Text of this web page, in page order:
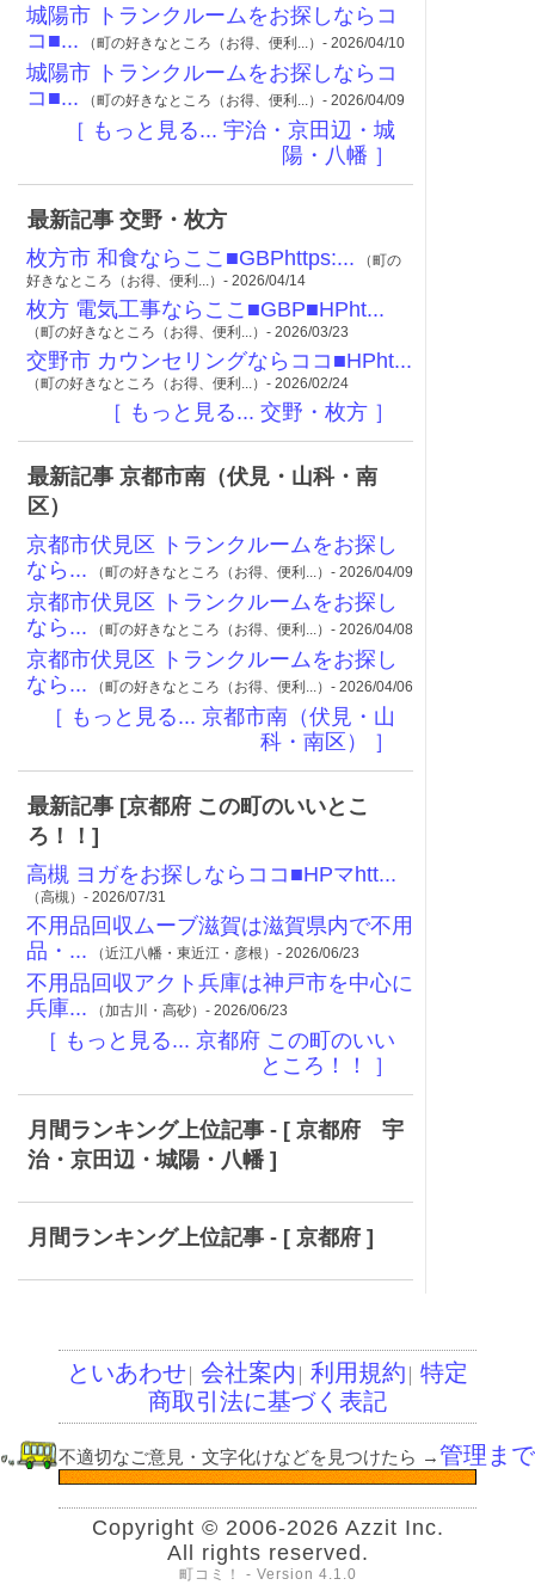
城陽市 トランクルームをお探しならコ
コ■... （町の好きなところ（お得、便利...）- 2026/04/10
城陽市 トランクルームをお探しならコ
コ■... （町の好きなところ（お得、便利...）- 2026/04/09
［ もっと見る... 宇治・京田辺・城
陽・八幡 ］
最新記事 交野・枚方
枚方市 和食ならここ■GBPhttps:... （町の
好きなところ（お得、便利...）- 2026/04/14
枚方 電気工事ならここ■GBP■HPht...
（町の好きなところ（お得、便利...）- 2026/03/23
交野市 カウンセリングならココ■HPht...
（町の好きなところ（お得、便利...）- 2026/02/24
［ もっと見る... 交野・枚方 ］
最新記事 京都市南（伏見・山科・南
区）
京都市伏見区 トランクルームをお探し
なら... （町の好きなところ（お得、便利...）- 2026/04/09
京都市伏見区 トランクルームをお探し
なら... （町の好きなところ（お得、便利...）- 2026/04/08
京都市伏見区 トランクルームをお探し
なら... （町の好きなところ（お得、便利...）- 2026/04/06
［ もっと見る... 京都市南（伏見・山
科・南区） ］
最新記事 [京都府 この町のいいとこ
ろ！！]
高槻 ヨガをお探しならココ■HPマhtt...
（高槻）- 2026/07/31
不用品回収ムーブ滋賀は滋賀県内で不用
品・... （近江八幡・東近江・彦根）- 2026/06/23
不用品回収アクト兵庫は神戸市を中心に
兵庫... （加古川・高砂）- 2026/06/23
［ もっと見る... 京都府 この町のいい
ところ！！ ］
月間ランキング上位記事 - [ 京都府 宇
治・京田辺・城陽・八幡 ]
月間ランキング上位記事 - [ 京都府 ]
といあわせ 会社案内 利用規約 特定
商取引法に基づく表記
不適切なご意見・文字化けなどを見つけたら →管理まで
Copyright © 2006-2026 Azzit Inc.
All rights reserved.
町コミ！ - Version 4.1.0